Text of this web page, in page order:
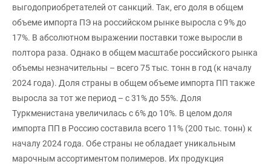
выгодоприобретателей от санкций. Так, его доля в общем
объеме импорта ПЭ на российском рынке выросла с 9% до
17%. В абсолютном выражении поставки тоже выросли в
полтора раза. Однако в общем масштабе российского рынка
объемы незначительны – всего 75 тыс. тонн в год (к началу
2024 года). Доля страны в общем объеме импорта ПП также
выросла за тот же период – с 31% до 55%. Доля
Туркменистана увеличилась с 6% до 10%. В целом доля
импорта ПП в Россию составила всего 11% (200 тыс. тонн) к
началу 2024 года. Обе страны не обладает уникальным
марочным ассортиментом полимеров. Их продукция